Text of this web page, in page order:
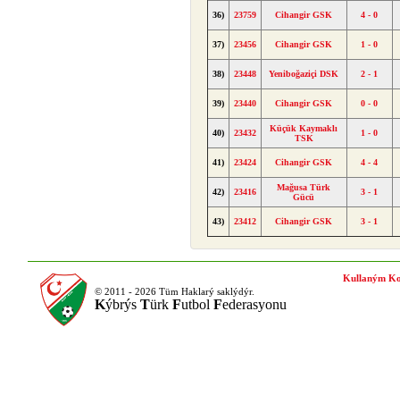
36) 23759 Cihangir GSK 4 - 0
37) 23456 Cihangir GSK 1 - 0
38) 23448 Yeniboğaziçi DSK 2 - 1
39) 23440 Cihangir GSK 0 - 0
40) 23432
Küçük Kaymaklı
TSK
1 - 0
41) 23424 Cihangir GSK 4 - 4
42) 23416
Mağusa Türk
Gücü
3 - 1
43) 23412 Cihangir GSK 3 - 1
© 2011 - 2026 Tüm Haklarý saklýdýr.
Kýbrýs Türk Futbol Federasyonu
Kullaným